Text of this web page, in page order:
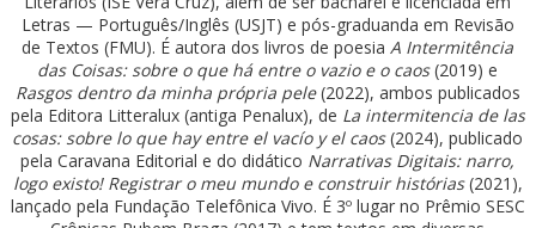
Letras — Português/Inglês (USJT) e pós-graduanda em Revisão
de Textos (FMU). É autora dos livros de poesiaA Intermitência
das Coisas: sobre o que há entre o vazio e o caos(2019) e
Rasgos dentro da minha própria pele(2022), ambos publicados
pela Editora Litteralux (antiga Penalux), de La intermitencia de las
cosas: sobre lo que hay entre el vacío y el caos(2024), publicado
pela Caravana Editorial e do didático Narrativas Digitais: narro,
logo existo! Registrar o meu mundo e construir histórias(2021),
lançado pela Fundação Telefônica Vivo. É 3º lugar no Prêmio SESC